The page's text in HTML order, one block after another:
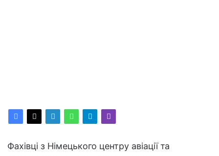
Фахівці з Німецького центру авіації та